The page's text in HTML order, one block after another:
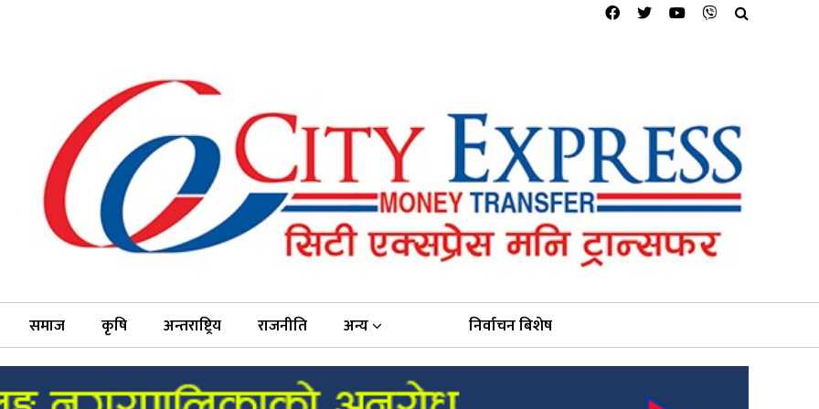
समाज कृषि अन्तराष्ट्रिय राजनीति अन्य निर्वाचन बिशेष